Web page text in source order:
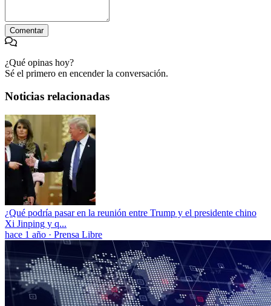
Comentar
¿Qué opinas hoy?
Sé el primero en encender la conversación.
Noticias relacionadas
¿Qué podría pasar en la reunión entre Trump y el presidente chino
Xi Jinping y q...
hace 1 año · Prensa Libre